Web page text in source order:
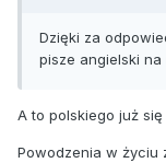
Dzięki za
pisze angielski na
A to polskiego już
Powodzenia w życiu